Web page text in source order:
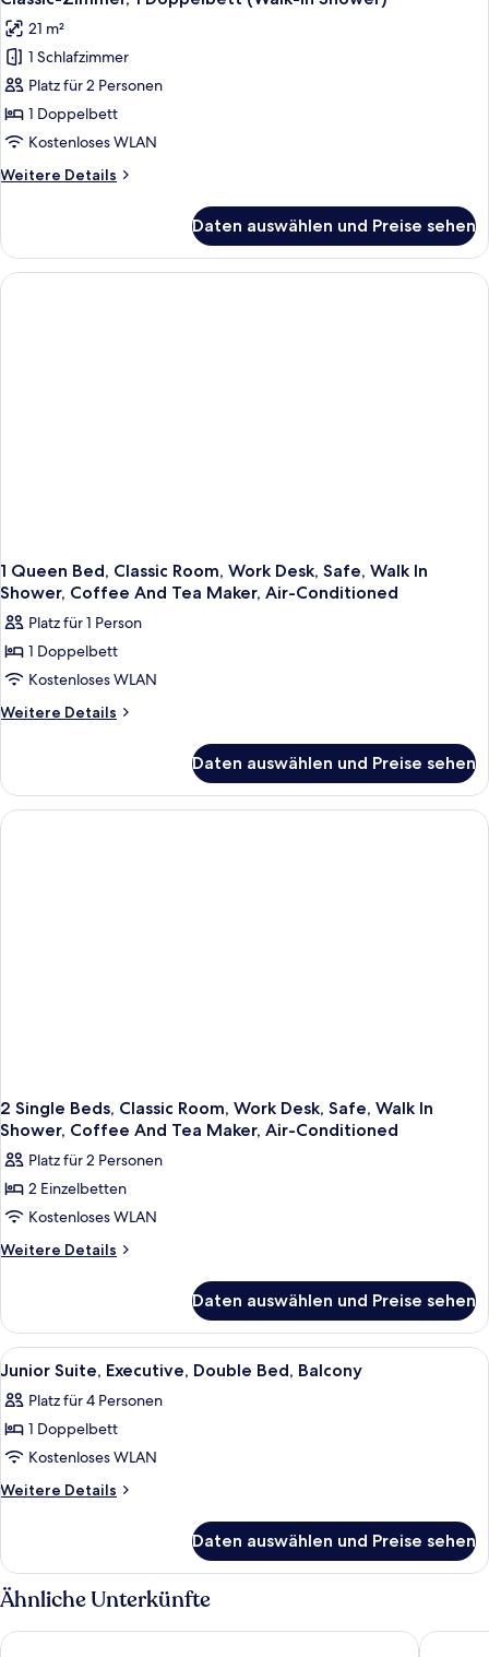
Balkon
(Walk-
in
Shower)
Fotos
für
Classic-
Zimmer,
1
Doppelbett
in
21 m²
1 Schlafzimmer
Platz für 2 Personen
1 Doppelbett
Kostenloses WLAN
Weitere Details
Weitere
Zimmer,
Doppelbett
Daten auswählen und Preise sehen
1 Queen Bed, Classic Room, Work Desk, Safe, Walk In
Shower, Coffee And Tea Maker, Air-Conditioned
Platz für 1 Person
1 Doppelbett
Kostenloses WLAN
Weitere Details
Weitere
Queen
Bed,
Classic
Daten auswählen und Preise sehen
2 Single Beds, Classic Room, Work Desk, Safe, Walk In
Shower, Coffee And Tea Maker, Air-Conditioned
Platz für 2 Personen
2 Einzelbetten
Kostenloses WLAN
Weitere Details
Weitere
Single
Beds,
Classic
Work
Desk,
Walk
In
Shower,
Tea
Maker,
Air-
Daten auswählen und Preise sehen
Alle
Fotos
für
Junior
Suite,
Executive,
Balcony
anzeigen
Ein Hotelzimmer mit Bett,
5
Junior Suite, Executive, Double Bed, Balcony
Platz für 4 Personen
1 Doppelbett
Kostenloses WLAN
Weitere Details
Weitere
Suite,
Executive,
Double
Bed,
Balcony
Daten auswählen und Preise sehen
Ähnliche Unterkünfte
The Westin Grand Munich Four